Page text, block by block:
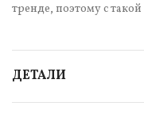
тренде, поэтому с
ДЕТАЛИ